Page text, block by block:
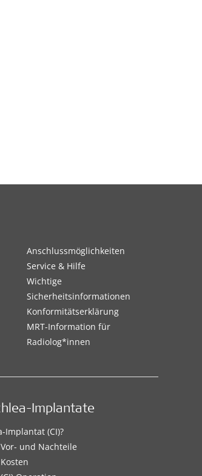
Anschlussmöglichkeiten
Service & Hilfe
Wichtige
Sicherheitsinformationen
Konformitätserklärung
MRT-Information für
Radiolog*innen
Implantate
Implantat (CI)?
und Nachteile